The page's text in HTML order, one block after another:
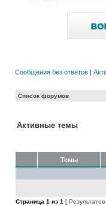
Сообщения без ответов |
Список форумов
Активные темы
Темы
Страница 1 из 1 [